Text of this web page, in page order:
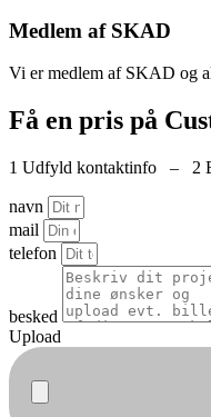
Medlem af SKAD
Vi er medlem af SKAD og
Få en pris på
1 Udfyld kontaktinfo – 2
navn
mail
telefon
besked
Upload